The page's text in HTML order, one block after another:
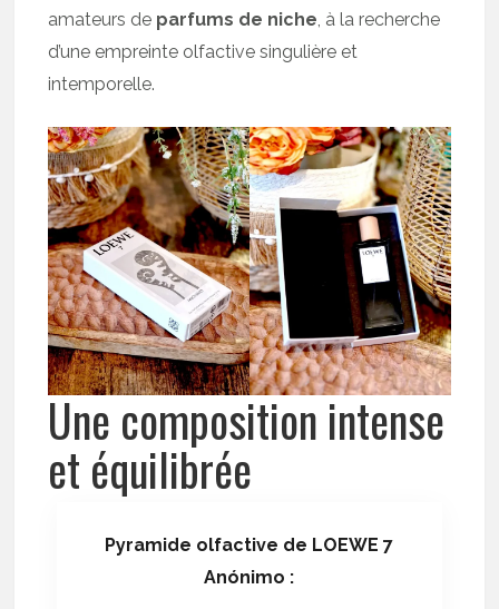
amateurs de parfums de niche, à la recherche
d’une empreinte olfactive singulière et
intemporelle.
Une composition intense
et équilibrée
Pyramide olfactive de LOEWE 7
Anónimo :